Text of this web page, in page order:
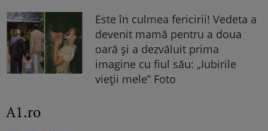
Este în culmea fericirii! Vedeta a
devenit mamă pentru a doua
oară și a dezvăluit prima
imagine cu fiul său: „Iubirile
vieții mele” Foto
A1.ro